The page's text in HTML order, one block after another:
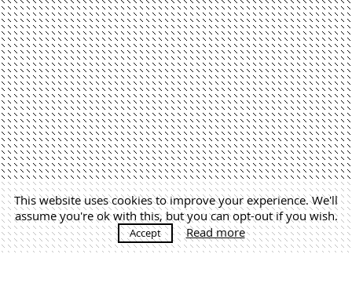
This website uses cookies to improve your experience. We'll
assume you're ok with this, but you can opt-out if you wish.
Accept Read more